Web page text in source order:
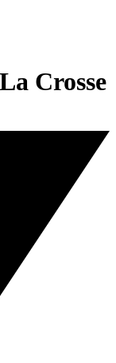
Crosse